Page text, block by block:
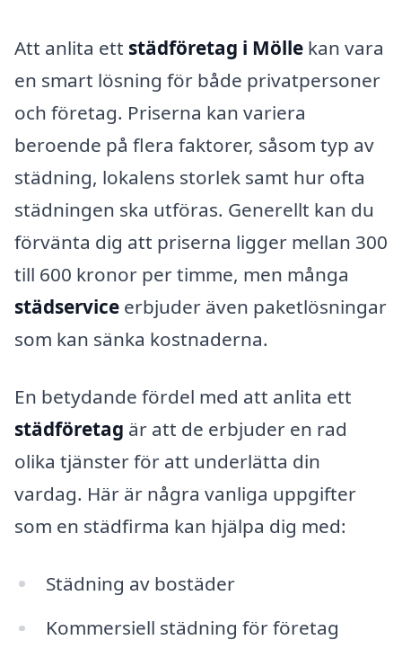
Att anlita ett städföretag i Mölle kan vara
en smart lösning för både privatpersoner
och företag. Priserna kan variera
beroende på flera faktorer, såsom typ av
städning, lokalens storlek samt hur ofta
städningen ska utföras. Generellt kan du
förvänta dig att priserna ligger mellan 300
till 600 kronor per timme, men många
städservice erbjuder även paketlösningar
som kan sänka kostnaderna.
En betydande fördel med att anlita ett
städföretag är att de erbjuder en rad
olika tjänster för att underlätta din
vardag. Här är några vanliga uppgifter
som en städfirma kan hjälpa dig med:
Städning av bostäder
Kommersiell städning för företag